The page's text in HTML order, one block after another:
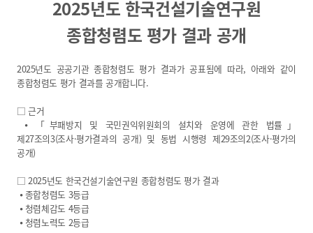
열린 KICT
고객지원
채용공고
연구부정행위 신고센터
윤리경영
2025년도 한국건설기술연구원
종합청렴도 평가 결과 공개
2025년도 공공기관 종합청렴도 평가 결과가 공표됨에 따라, 아래와 같이
종합청렴도 평가 결과를 공개합니다.
□ 근거
⦁ 「부패방지 및 국민권익위원회의 설치와 운영에 관한 법률」
제27조의3(조사·평가결과의 공개) 및 동법 시행령 제29조의2(조사·평가의
공개)
□ 2025년도 한국건설기술연구원 종합청렴도 평가 결과
⦁ 종합청렴도 3등급
⦁ 청렴체감도 4등급
⦁ 청렴노력도 2등급